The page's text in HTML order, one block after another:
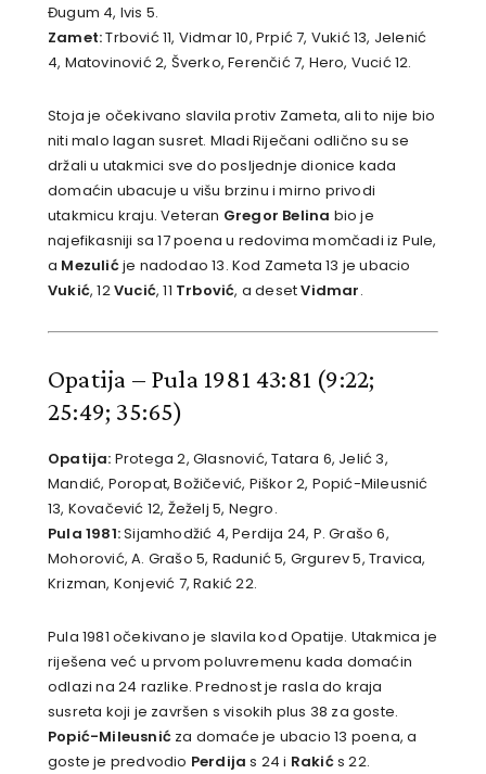
Đugum 4, Ivis 5.
Zamet:Trbović 11, Vidmar 10, Prpić 7, Vukić 13, Jelenić
4, Matovinović 2, Šverko, Ferenčić 7, Hero, Vucić 12.
Stoja je očekivano slavila protiv Zameta, ali to nije bio
niti malo lagan susret. Mladi Riječani odlično su se
držali u utakmici sve do posljednje dionice kada
domaćin ubacuje u višu brzinu i mirno privodi
utakmicu kraju. Veteran Gregor Belina bio je
najefikasniji sa 17 poena u redovima momčadi iz Pule,
a Mezulićje nadodao 13. Kod Zameta 13 je ubacio
Vukić, 12Vucić, 11 Trbović, a desetVidmar.
Opatija – Pula 1981 43:81 (9:22;
25:49; 35:65)
Opatija: Protega 2, Glasnović, Tatara 6, Jelić 3,
Mandić, Poropat, Božičević, Piškor 2, Popić-Mileusnić
13, Kovačević 12, Žeželj 5, Negro.
Pula 1981:Sijamhodžić 4, Perdija 24, P. Grašo 6,
Mohorović, A. Grašo 5, Radunić 5, Grgurev 5, Travica,
Krizman, Konjević 7, Rakić 22.
Pula 1981 očekivano je slavila kod Opatije. Utakmica je
riješena već u prvom poluvremenu kada domaćin
odlazi na 24 razlike. Prednost je rasla do kraja
susreta koji je završen s visokih plus 38 za goste.
Popić-Mileusnić za domaće je ubacio 13 poena, a
goste je predvodio Perdija s 24 i Rakićs 22.